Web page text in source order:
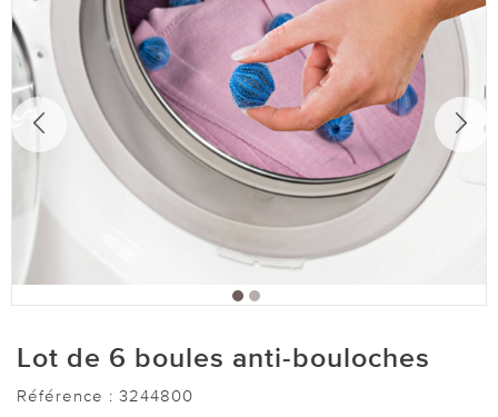
Lot de 6 boules anti-bouloches
Référence : 3244800